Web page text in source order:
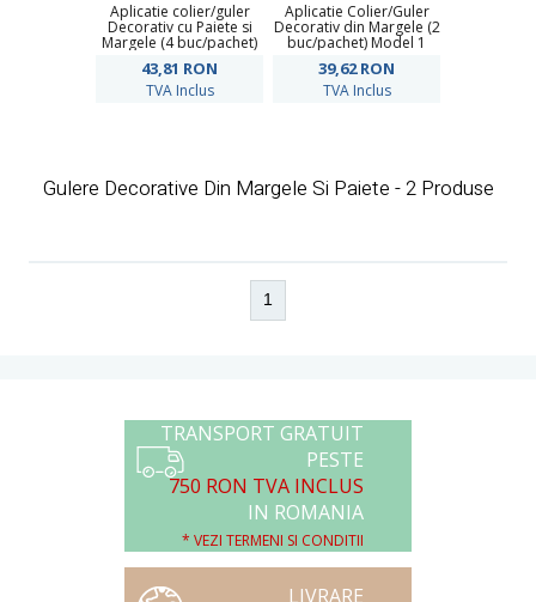
Aplicatie colier/guler
Decorativ cu Paiete si
Margele (4 buc/pachet)
43,81 RON
TVA Inclus
Aplicatie Colier/Guler
Decorativ din Margele (2
buc/pachet) Model 1
39,62RON
TVA Inclus
Gulere Decorative Din Margele Si Paiete - 2 Produse
1
TRANSPORT GRATUIT
PESTE
750 RON TVA INCLUS
IN ROMANIA
* VEZI TERMENI SI CONDITII
LIVRARE